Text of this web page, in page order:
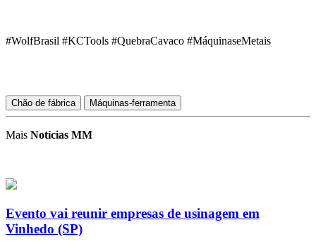
#WolfBrasil #KCTools #QuebraCavaco #MáquinaseMetais
Chão de fábrica Máquinas-ferramenta
Mais Notícias MM
Evento vai reunir empresas de usinagem em
Vinhedo (SP)